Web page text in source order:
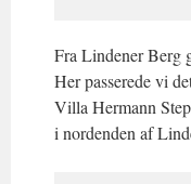
Fra Lindener Berg
Her passerede vi
Villa Hermann
i nordenden af